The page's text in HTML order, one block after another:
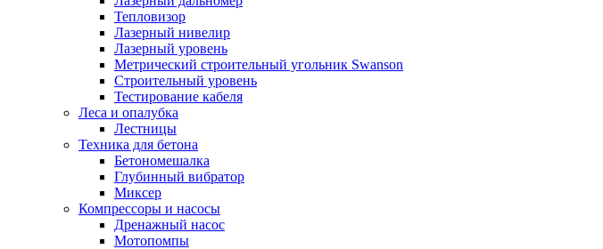
Тепловизор
Лазерный нивелир
Лазерный уровень
Метрический строительный угольник Swanson
Строительный уровень
Тестирование кабеля
Леса и опалубка
Лестницы
Техника для бетона
Бетономешалка
Глубинный вибратор
Миксер
Компрессоры и насосы
Дренажный насос
Мотопомпы